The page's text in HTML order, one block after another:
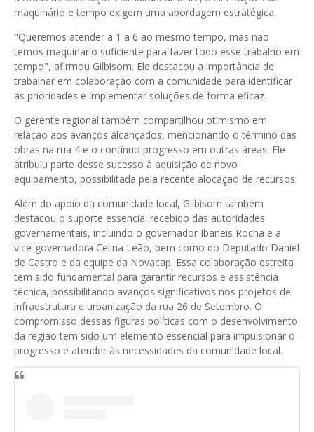
maquinário e tempo exigem uma abordagem estratégica.
"Queremos atender a 1 a 6 ao mesmo tempo, mas não
temos maquinário suficiente para fazer todo esse trabalho em
tempo", afirmou Gilbisom. Ele destacou a importância de
trabalhar em colaboração com a comunidade para identificar
as prioridades e implementar soluções de forma eficaz.
O gerente regional também compartilhou otimismo em
relação aos avanços alcançados, mencionando o término das
obras na rua 4 e o contínuo progresso em outras áreas. Ele
atribuiu parte desse sucesso à aquisição de novo
equipamento, possibilitada pela recente alocação de recursos.
Além do apoio da comunidade local, Gilbisom também
destacou o suporte essencial recebido das autoridades
governamentais, incluindo o governador Ibaneis Rocha e a
vice-governadora Celina Leão, bem como do Deputado Daniel
de Castro e da equipe da Novacap. Essa colaboração estreita
tem sido fundamental para garantir recursos e assistência
técnica, possibilitando avanços significativos nos projetos de
infraestrutura e urbanização da rua 26 de Setembro. O
compromisso dessas figuras políticas com o desenvolvimento
da região tem sido um elemento essencial para impulsionar o
progresso e atender às necessidades da comunidade local.